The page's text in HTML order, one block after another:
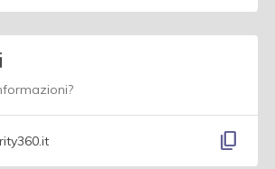
content_copy